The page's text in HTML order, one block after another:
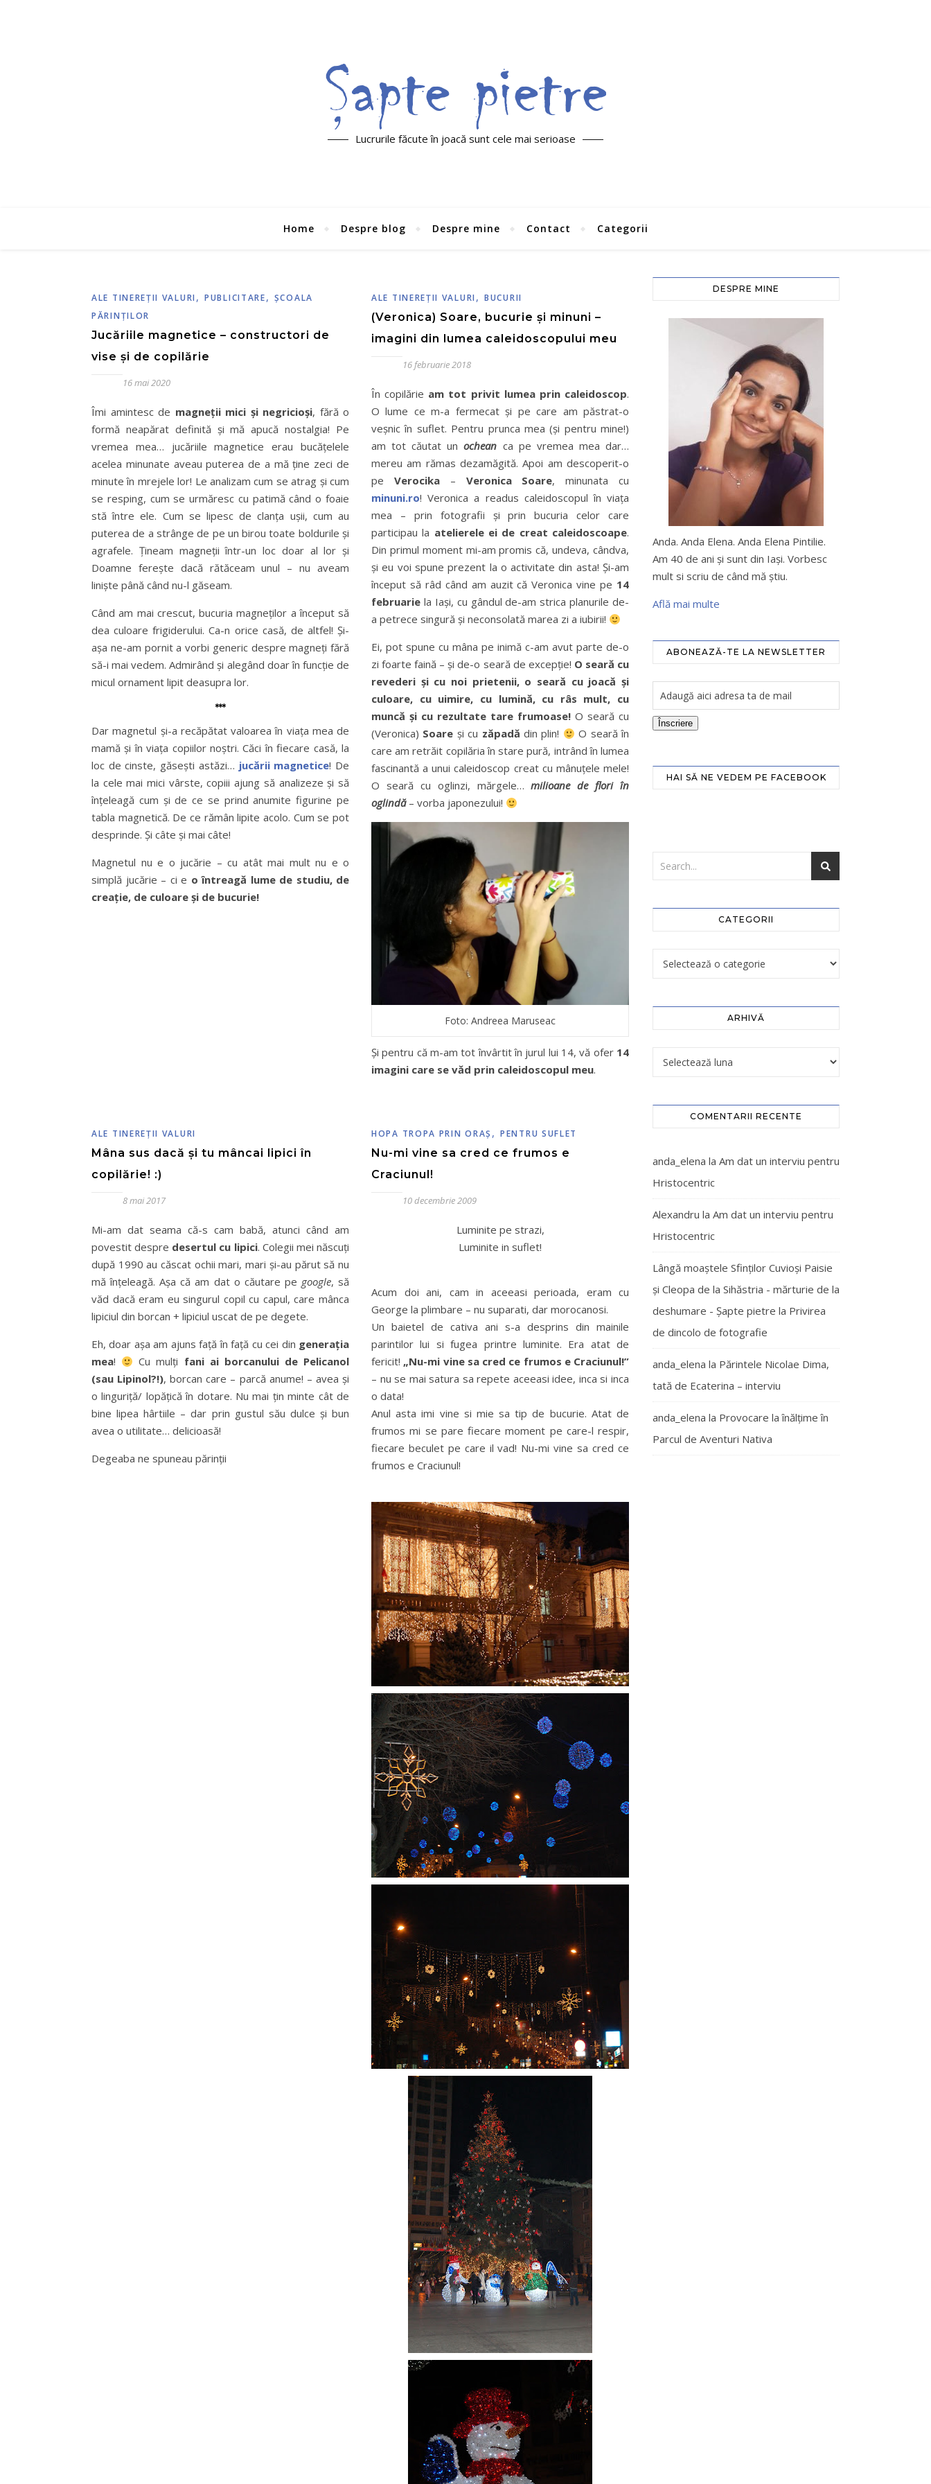
Lucrurile făcute în joacă sunt cele mai serioase
Home Despre blog Despre mine Contact Categorii
ALE TINEREŢII VALURI , PUBLICITARE, ŞCOALA
PĂRINŢILOR
Jucăriile magnetice – constructori de
vise și de copilărie
16 mai 2020
Îmi amintesc de magneții mici și negricioși, fără o
formă neapărat definită și mă apucă nostalgia! Pe
vremea mea… jucăriile magnetice erau bucățelele
acelea minunate aveau puterea de a mă ține zeci de
minute în mrejele lor! Le analizam cum se atrag și cum
se resping, cum se urmăresc cu patimă când o foaie
stă între ele. Cum se lipesc de clanța ușii, cum au
puterea de a strânge de pe un birou toate boldurile și
agrafele. Țineam magneții într-un loc doar al lor și
Doamne ferește dacă rătăceam unul – nu aveam
liniște până când nu-l găseam.
Când am mai crescut, bucuria magneților a început să
dea culoare frigiderului. Ca-n orice casă, de altfel! Și-
așa ne-am pornit a vorbi generic despre magneți fără
să-i mai vedem. Admirând și alegând doar în funcție de
micul ornament lipit deasupra lor.
***
Dar magnetul și-a recăpătat valoarea în viața mea de
mamă și în viața copiilor noștri. Căci în fiecare casă, la
loc de cinste, găsești astăzi… jucării magnetice! De
la cele mai mici vârste, copiii ajung să analizeze și să
înțeleagă cum și de ce se prind anumite figurine pe
tabla magnetică. De ce rămân lipite acolo. Cum se pot
desprinde. Și câte și mai câte!
Magnetul nu e o jucărie – cu atât mai mult nu e o
simplă jucărie – ci e o întreagă lume de studiu, de
creație, de culoare și de bucurie!
ALE TINEREŢII VALURI , BUCURII
(Veronica) Soare, bucurie și minuni –
imagini din lumea caleidoscopului meu
16 februarie 2018
În copilărie am tot privit lumea prin caleidoscop.
O lume ce m-a fermecat și pe care am păstrat-o
veșnic în suflet. Pentru prunca mea (și pentru mine!)
am tot căutat unochean ca pe vremea mea dar…
mereu am rămas dezamăgită. Apoi am descoperit-o
pe Verocika– Veronica Soare, minunata cu
minuni.ro! Veronica a readus caleidoscopul în viața
mea – prin fotografii și prin bucuria celor care
participau la atelierele ei de creat caleidoscoape.
Din primul moment mi-am promis că, undeva, cândva,
și eu voi spune prezent la o activitate din asta! Și-am
început să râd când am auzit că Veronica vine pe 14
februarie la Iași, cu gândul de-am strica planurile de-
a petrece singură și neconsolată marea zi a iubirii!
Ei, pot spune cu mâna pe inimă c-am avut parte de-o
zi foarte faină – și de-o seară de excepție! O seară cu
revederi și cu noi prietenii, o seară cu joacă și
culoare, cu uimire, cu lumină, cu râs mult, cu
muncă și cu rezultate tare frumoase! O seară cu
(Veronica) Soare și cu zăpadă din plin!
O seară în
care am retrăit copilăria în stare pură, intrând în lumea
fascinantă a unui caleidoscop creat cu mânuțele mele!
O seară cu oglinzi, mărgele…milioane de flori în
oglindă– vorba japonezului!
Foto: Andreea Maruseac
Și pentru că m-am tot învârtit în jurul lui 14, vă ofer 14
imagini care se văd prin caleidoscopul meu.
ALE TINEREŢII VALURI
Mâna sus dacă și tu mâncai lipici în
copilărie! :)
8 mai 2017
Mi-am dat seama că-s cam babă, atunci când am
povestit despre desertul cu lipici. Colegii mei născuți
după 1990 au căscat ochii mari, mari și-au părut să nu
mă înțeleagă. Așa că am dat o căutare pe google, să
văd dacă eram eu singurul copil cu capul, care mânca
lipiciul din borcan + lipiciul uscat de pe degete.
Eh, doar așa am ajuns față în față cu cei din generația
mea! Cu mulți fani ai borcanului de Pelicanol
(sau Lipinol?!), borcan care – parcă anume! – avea și
o linguriță/ lopățică în dotare. Nu mai țin minte cât de
bine lipea hârtiile – dar prin gustul său dulce și bun
avea o utilitate… delicioasă!
Degeaba ne spuneau părinții
HOPA TROPA PRIN ORAŞ , PENTRU SUFLET
Nu-mi vine sa cred ce frumos e
Craciunul!
10 decembrie 2009
Luminite pe strazi,
Luminite in suflet!
Acum doi ani, cam in aceeasi perioada, eram cu
George la plimbare – nu suparati, dar morocanosi.
Un baietel de cativa ani s-a desprins din mainile
parintilor lui si fugea printre luminite. Era atat de
fericit! „Nu-mi vine sa cred ce frumos e Craciunul!”
– nu se mai satura sa repete aceeasi idee, inca si inca
o data!
Anul asta imi vine si mie sa tip de bucurie. Atat de
frumos mi se pare fiecare moment pe care-l respir,
fiecare beculet pe care il vad! Nu-mi vine sa cred ce
frumos e Craciunul!
DESPRE MINE
Anda. Anda Elena. Anda Elena Pintilie.
Am 40 de ani şi sunt din Iaşi. Vorbesc
mult si scriu de când mă ştiu.
Află mai multe
ABONEAZĂ-TE LA NEWSLETTER
Înscriere
HAI SĂ NE VEDEM PE FACEBOOK
CATEGORII
ARHIVĂ
COMENTARII RECENTE
anda_elena la Am dat un interviu pentru
Hristocentric
Alexandru la Am dat un interviu pentru
Hristocentric
Lângă moaștele Sfinților Cuvioși Paisie
și Cleopa de la Sihăstria - mărturie de la
deshumare - Şapte pietre la Privirea
de dincolo de fotografie
anda_elena la Părintele Nicolae Dima,
tată de Ecaterina – interviu
anda_elena la Provocare la înălțime în
Parcul de Aventuri Nativa